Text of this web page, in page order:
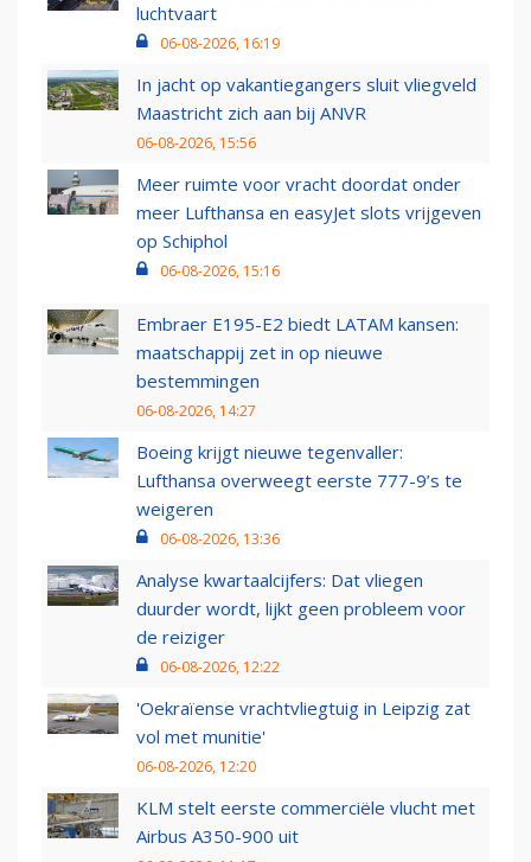
luchtvaart
06-08-2026, 16:19
In jacht op vakantiegangers sluit vliegveld
Maastricht zich aan bij ANVR
06-08-2026, 15:56
Meer ruimte voor vracht doordat onder
meer Lufthansa en easyJet slots vrijgeven
op Schiphol
06-08-2026, 15:16
Embraer E195-E2 biedt LATAM kansen:
maatschappij zet in op nieuwe
bestemmingen
06-08-2026, 14:27
Boeing krijgt nieuwe tegenvaller:
Lufthansa overweegt eerste 777-9’s te
weigeren
06-08-2026, 13:36
Analyse kwartaalcijfers: Dat vliegen
duurder wordt, lijkt geen probleem voor
de reiziger
06-08-2026, 12:22
'Oekraïense vrachtvliegtuig in Leipzig zat
vol met munitie'
06-08-2026, 12:20
KLM stelt eerste commerciële vlucht met
Airbus A350-900 uit